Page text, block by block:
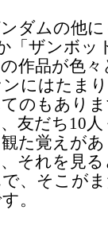
ダムの他に
「ザンボッ
作品が色
にはたま
のもあり
友だち10
た覚えが
それを見
、そこが
。